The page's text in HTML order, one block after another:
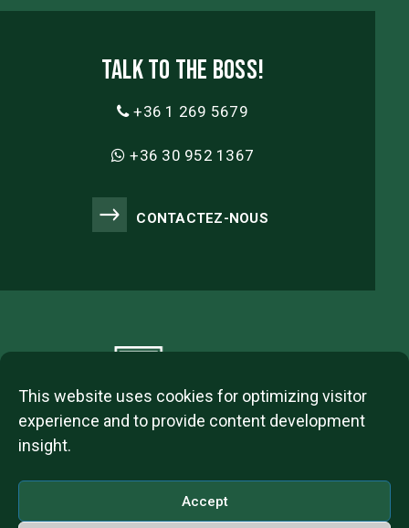
This website uses cookies for optimizing visitor
experience and to provide content development
insight.
Accept
Talk to the boss!
+36 1 269 5679
+36 30 952 1367
CONTACTEZ-NOUS
Dózsa György út 84, 1068 Budapest, Hungary
VAT Number: 12093977-2-42